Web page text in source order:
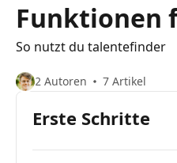
Funktionen
So nutzt du talentefinder
2 Autoren 7 Artikel
Erste Schritte